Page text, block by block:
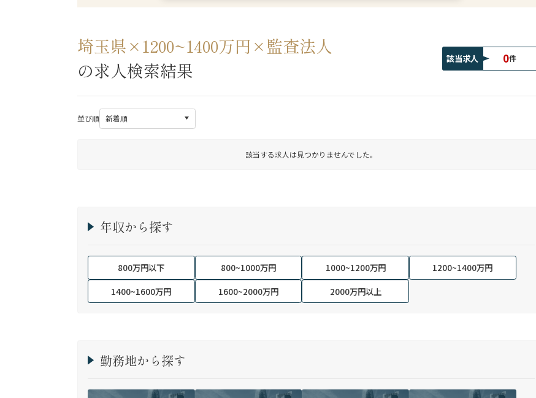
埼玉県×1200~1400万円×監査法人
の求人検索結果
該当求人 0件
並び順
該当する求人は見つかりませんでした。
年収から探す
800万円以下 800~1000万円 1000~1200万円
1200~1400万円
1400~1600万円
1600~2000万円 2000万円以上
勤務地から探す